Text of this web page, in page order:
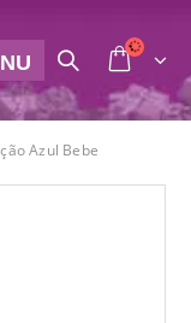
Azul Bebe